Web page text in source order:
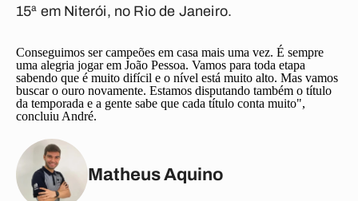
15ª em Niterói, no Rio de Janeiro.
Conseguimos ser campeões em casa mais uma vez. É sempre
uma alegria jogar em João Pessoa. Vamos para toda etapa
sabendo que é muito difícil e o nível está muito alto. Mas vamos
buscar o ouro novamente. Estamos disputando também o título
da temporada e a gente sabe que cada título conta muito",
concluiu André.
Matheus Aquino